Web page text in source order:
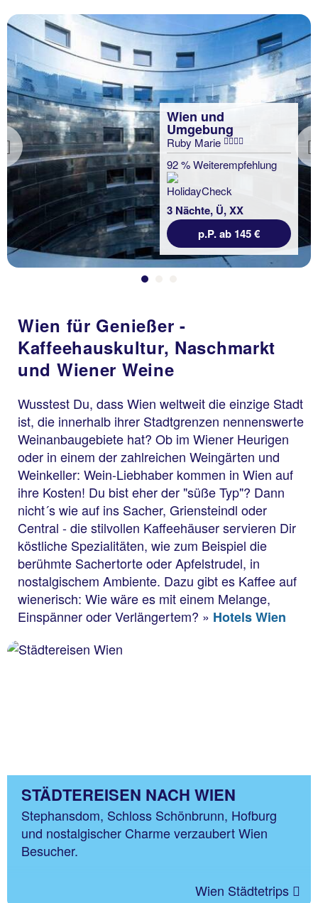
Previous
Wien und
Umgebung
Ruby Marie
92 % Weiterempfehlung
3 Nächte, Ü, XX
p.P. ab 145 €
Wien für Genießer -
Kaffeehauskultur, Naschmarkt
und Wiener Weine
Wusstest Du, dass Wien weltweit die einzige Stadt
ist, die innerhalb ihrer Stadtgrenzen nennenswerte
Weinanbaugebiete hat? Ob im Wiener Heurigen
oder in einem der zahlreichen Weingärten und
Weinkeller: Wein-Liebhaber kommen in Wien auf
ihre Kosten! Du bist eher der "süße Typ"? Dann
nicht´s wie auf ins Sacher, Griensteindl oder
Central - die stilvollen Kaffeehäuser servieren Dir
köstliche Spezialitäten, wie zum Beispiel die
berühmte Sachertorte oder Apfelstrudel, in
nostalgischem Ambiente. Dazu gibt es Kaffee auf
wienerisch: Wie wäre es mit einem Melange,
Einspänner oder Verlängertem? » Hotels Wien
STÄDTEREISEN NACH WIEN
Stephansdom, Schloss Schönbrunn, Hofburg
und nostalgischer Charme verzaubert Wien
Besucher.
Wien Städtetrips